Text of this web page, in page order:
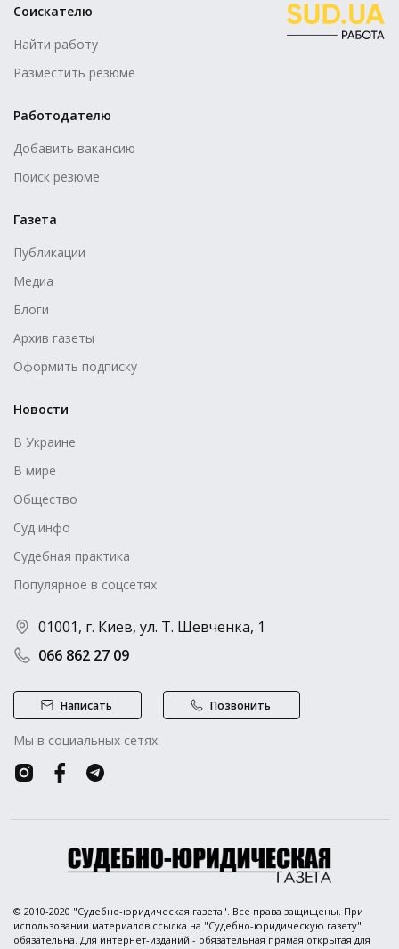
Соискателю
Найти работу
Разместить резюме
Работодателю
Добавить вакансию
Поиск резюме
Газета
Публикации
Медиа
Блоги
Архив газеты
Оформить подписку
Новости
В Украине
В мире
Общество
Суд инфо
Судебная практика
Популярное в соцсетях
066 862 27 09
01001, г. Киев, ул. Т. Шевченка, 1
Написать Позвонить
Мы в социальных сетях
© 2010-2020 "Судебно-юридическая газета". Все права защищены. При
использовании материалов ссылка на "Судебно-юридическую газету"
обязательна. Для интернет-изданий - обязательная прямая открытая для